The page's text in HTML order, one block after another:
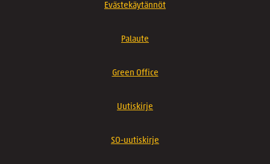
Evästekäytännöt
Palaute
Green Office
Uutiskirje
SO-uutiskirje